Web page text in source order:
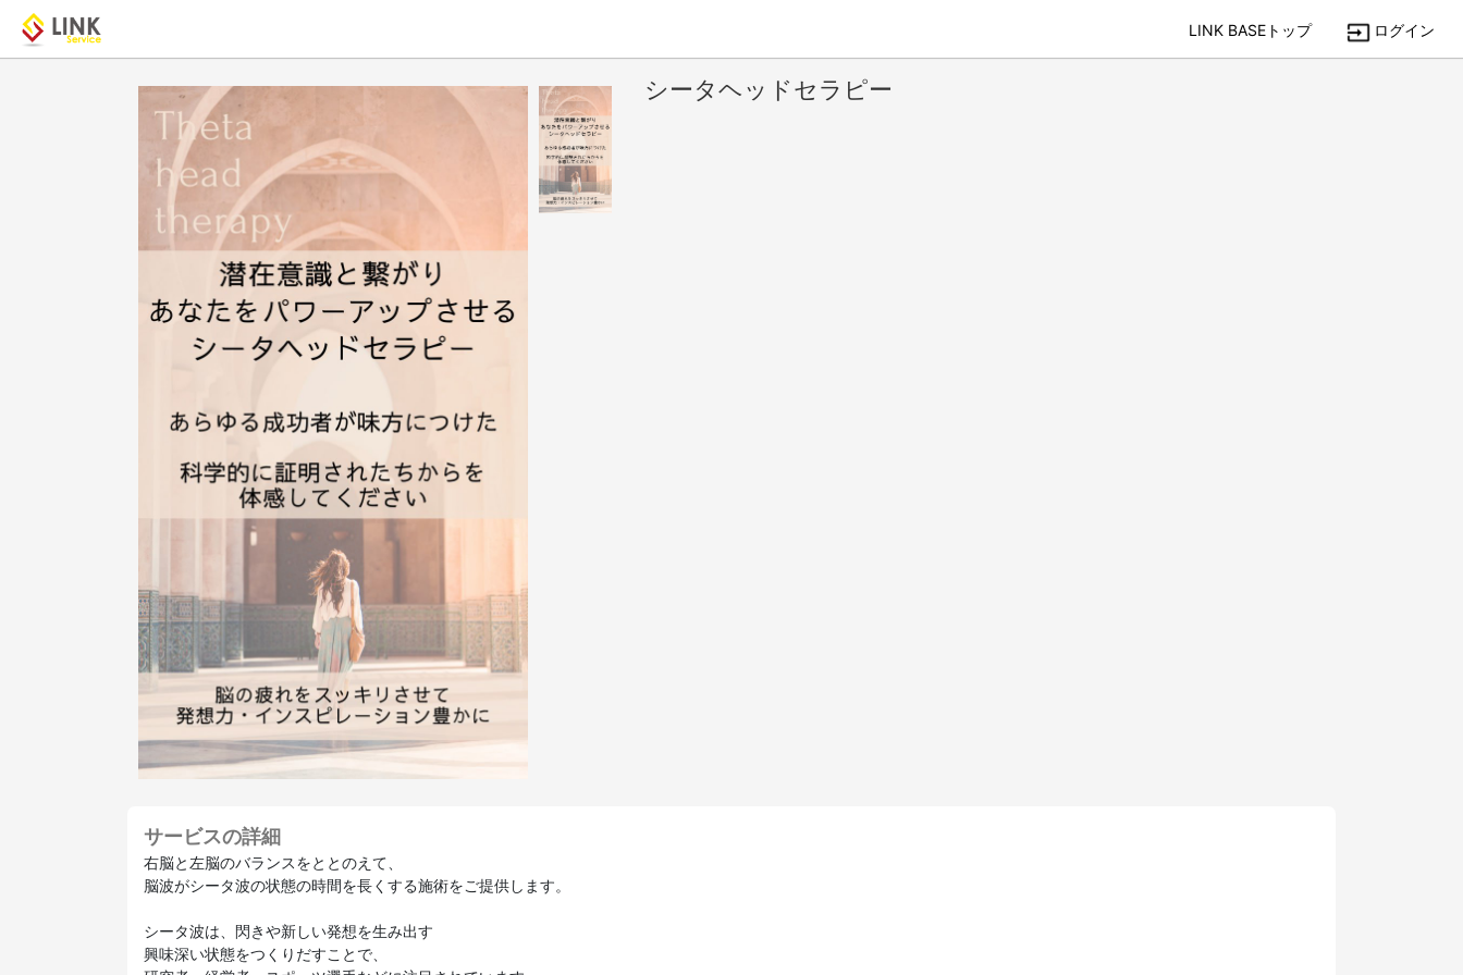
LINK BASEトップ ログイン
シータヘッドセラピー
サービスの詳細
右脳と左脳のバランスをととのえて、
脳波がシータ波の状態の時間を長くする施術をご提供します。
シータ波は、閃きや新しい発想を生み出す
興味深い状態をつくりだすことで、